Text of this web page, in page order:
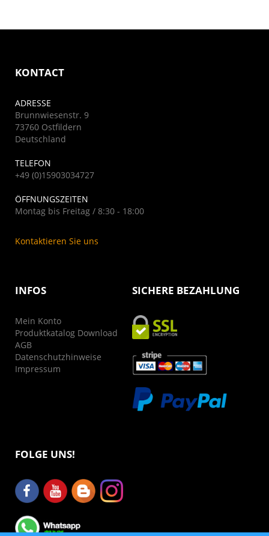
KONTACT
ADRESSE
Brunnwiesenstr. 9
73760 Ostfildern
Deutschland
TELEFON
+49 (0)15903034727
ÖFFNUNGSZEITEN
Montag bis Freitag / 8:30 - 18:00
Kontaktieren Sie uns
INFOS
Mein Konto
Produktkatalog Download
AGB
Datenschutzhinweise
Impressum
SICHERE BEZAHLUNG
FOLGE UNS!